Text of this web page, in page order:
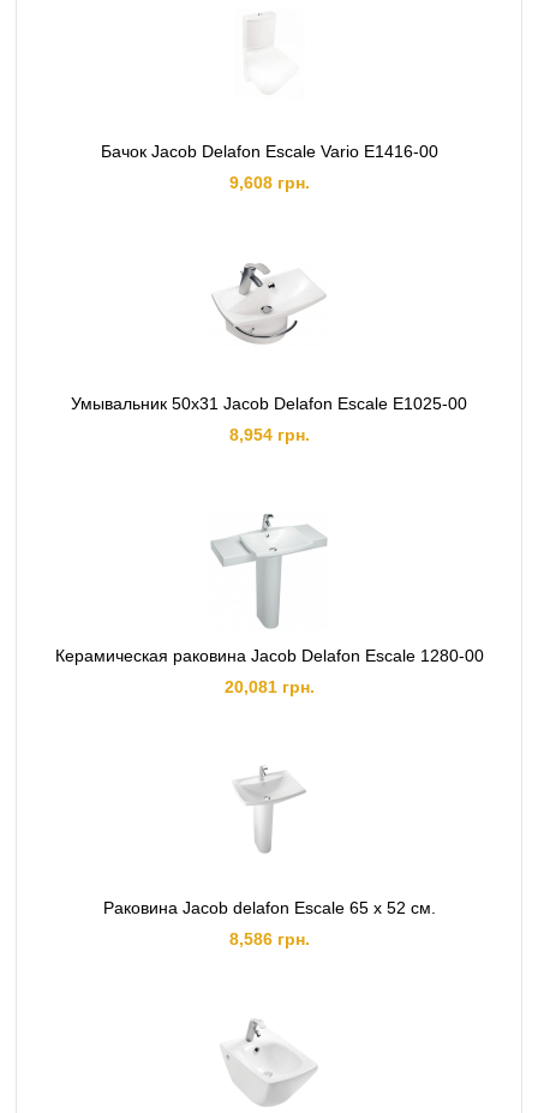
Бачок Jacob Delafon Escale Vario E1416-00
9,608 грн.
Умывальник 50x31 Jacob Delafon Escale E1025-00
8,954 грн.
Керамическая раковина Jacob Delafon Escale 1280-00
20,081 грн.
Раковина Jacob delafon Escale 65 х 52 см.
8,586 грн.